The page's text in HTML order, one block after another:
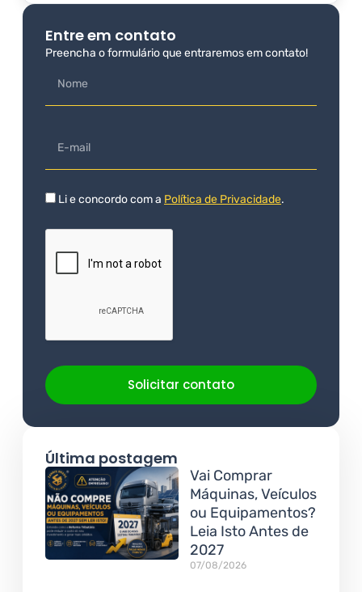
Entre em contato
Preencha o formulário que entraremos em contato!
Li e concordo com a Política de Privacidade.
Solicitar contato
Última postagem
Vai Comprar
Máquinas, Veículos
ou Equipamentos?
Leia Isto Antes de
2027
07/08/2026